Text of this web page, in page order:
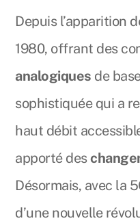
Depuis l’apparition
1980, offrant des
analogiques de
sophistiquée qui a
haut débit
apporté des
Désormais, avec la
d’une nouvelle